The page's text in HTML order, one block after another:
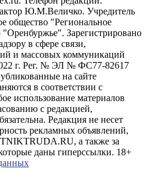
Ю.М.Величко. Учредитель
общество "Региональное
Зарегистрировано
в сфере связи,
и массовых коммуникаций
г. Рег. № ЭЛ № ФС77-82617
на сайте
в соответствии с
использование материалов
с редакцией,
Редакция не несет
рекламных объявлений,
а также за
даны гиперссылки. 18+